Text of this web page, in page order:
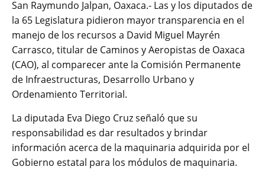
San Raymundo Jalpan, Oaxaca.- Las y los diputados de
la 65 Legislatura pidieron mayor transparencia en el
manejo de los recursos a David Miguel Mayrén
Carrasco, titular de Caminos y Aeropistas de Oaxaca
(CAO), al comparecer ante la Comisión Permanente
de Infraestructuras, Desarrollo Urbano y
Ordenamiento Territorial.
La diputada Eva Diego Cruz señaló que su
responsabilidad es dar resultados y brindar
información acerca de la maquinaria adquirida por el
Gobierno estatal para los módulos de maquinaria.